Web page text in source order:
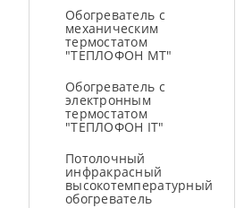
Обогреватель с
механическим
термостатом
"ТЕПЛОФОН МT"
Обогреватель с
электронным
термостатом
"ТЕПЛОФОН IT"
Потолочный
инфракрасный
высокотемпературный
обогреватель